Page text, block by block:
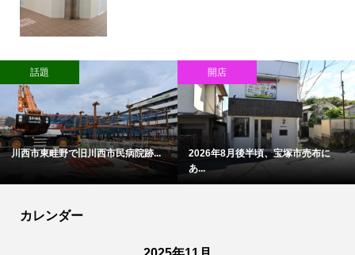
話題
川西市東畦野で旧川西市民病院跡...
開店
2026年8月後半頃、宝塚市売布に
あ...
カレンダー